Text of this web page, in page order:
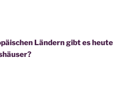
Ländern gibt es heute